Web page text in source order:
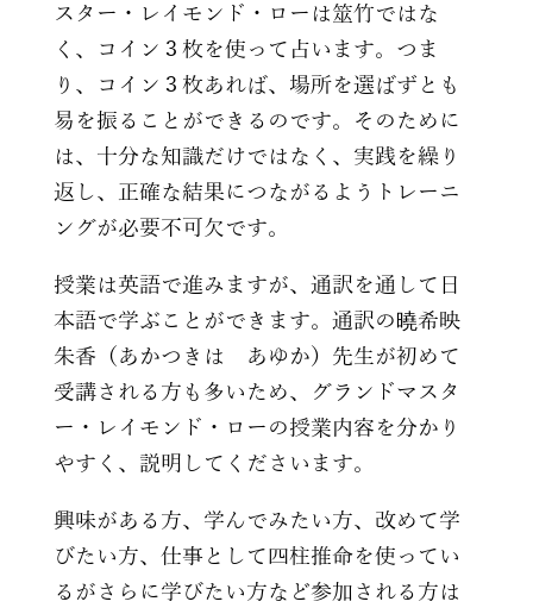
スター・レイモンド・ローは筮竹ではな
く、コイン３枚を使って占います。つま
り、コイン３枚あれば、場所を選ばずとも
易を振ることができるのです。そのために
は、十分な知識だけではなく、実践を繰り
返し、正確な結果につながるようトレーニ
ングが必要不可欠です。
授業は英語で進みますが、通訳を通して日
本語で学ぶことができます。通訳の曉希映
朱香（あかつきは あゆか）先生が初めて
受講される方も多いため、グランドマスタ
ー・レイモンド・ローの授業内容を分かり
やすく、説明してくださいます。
興味がある方、学んでみたい方、改めて学
びたい方、仕事として四柱推命を使ってい
るがさらに学びたい方など参加される方は